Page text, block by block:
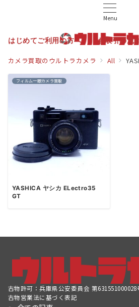
Menu
はじめてご利用の方へ お取引の流
カメラ買取のウルトラカメラ All
フィルム一眼カメラ買取
YASHICA ヤシカ ELectro35
GT
古物許可：兵庫県公安委員会 第631551000028
古物営業法に基づく表記